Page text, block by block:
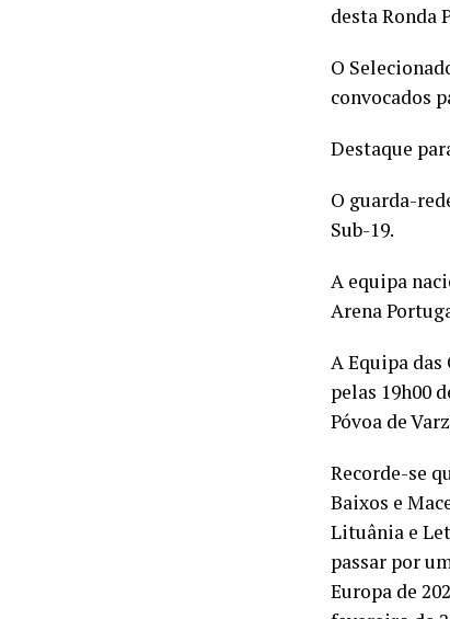
desta Ronda
O
convocados
Destaque
O guarda-
Sub-19.
A equipa
Arena
A Equipa
pelas 19h00
Póvoa de
Recorde-se
Baixos e
Lituânia e
passar por
Europa de